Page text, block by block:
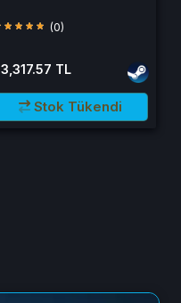
(0)
3,317.57 TL
Stok Tükendi